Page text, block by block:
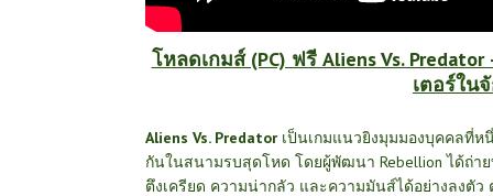
โหลดเกมส์ (PC) ฟรี Aliens Vs.
เตอร์ใน
Aliens Vs. Predator เป็นเกมแนวยิงมุมมองบุคคลที่ห
กันในสนามรบสุดโหด โดยผู้พัฒนา Rebellion ได้ถ่า
ตึงเครียด ความน่ากลัว และความมันส์ได้อย่างลงตั